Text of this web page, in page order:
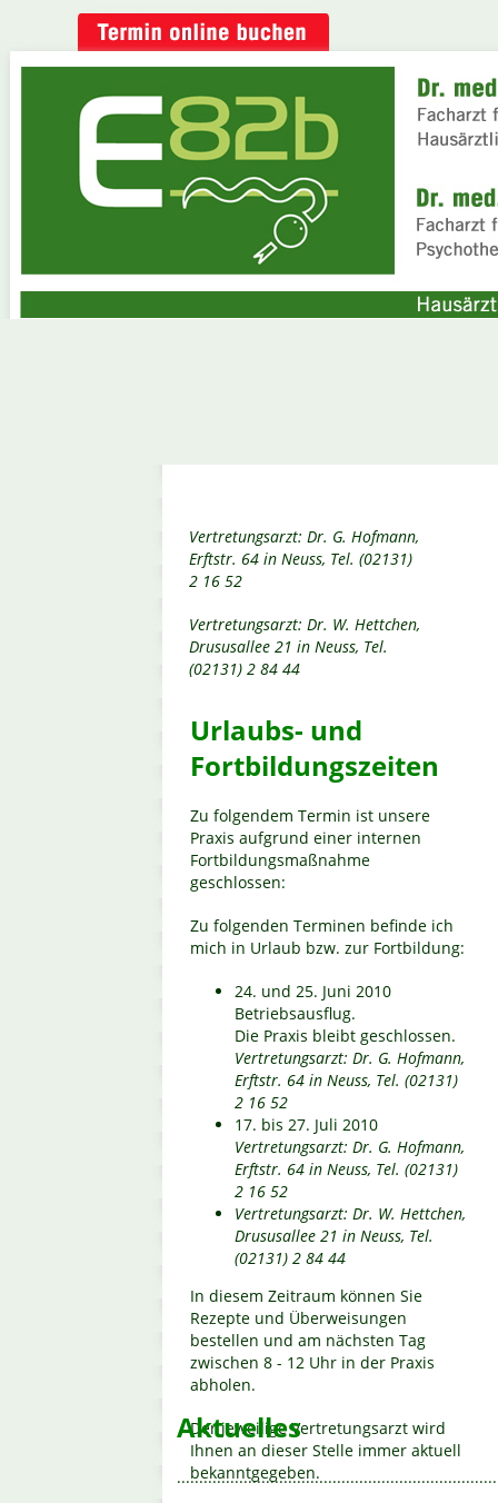
Vertretungsarzt: Dr. G. Hofmann,
Erftstr. 64 in Neuss, Tel. (02131)
2 16 52
Vertretungsarzt: Dr. W. Hettchen,
Drususallee 21 in Neuss, Tel.
(02131) 2 84 44
Urlaubs- und
Fortbildungszeiten
Zu folgendem Termin ist unsere
Praxis aufgrund einer internen
Fortbildungsmaßnahme
geschlossen:
Zu folgenden Terminen befinde ich
mich in Urlaub bzw. zur Fortbildung:
24. und 25. Juni 2010
Betriebsausflug.
Die Praxis bleibt geschlossen.
Vertretungsarzt: Dr. G. Hofmann,
Erftstr. 64 in Neuss, Tel. (02131)
2 16 52
17. bis 27. Juli 2010
Vertretungsarzt: Dr. G. Hofmann,
Erftstr. 64 in Neuss, Tel. (02131)
2 16 52
Vertretungsarzt: Dr. W. Hettchen,
Drususallee 21 in Neuss, Tel.
(02131) 2 84 44
In diesem Zeitraum können Sie
Rezepte und Überweisungen
bestellen und am nächsten Tag
zwischen 8 - 12 Uhr in der Praxis
abholen.
Der jeweilige Vertretungsarzt wird
Ihnen an dieser Stelle immer aktuell
bekanntgegeben.
Aktuelles